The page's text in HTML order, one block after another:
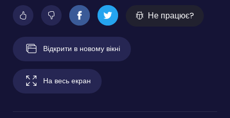
Не працює?
Відкрити в новому вікні
На весь екран